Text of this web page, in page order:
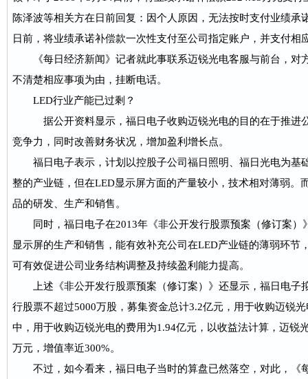
陈泽波等相关方在日前回复：因个人原因，无法按时支付业绩承
日前，将业绩承诺补偿款一次性支付至公司指定账户，并支付相
《每日经济新闻》记者就此事联系迈锐光电客服与前台，对
不清楚相应事项为由，挂断电话。
LED行业产能已过剩？
据公开资料显示，福日电子收购迈锐光电的目的在于推进公
竞争力，同时改善财务状况，增加盈利增长点。
福日电子表示，计划以控股子公司福日照明、福日光电为基
整的产业链，但在LED显示屏方面的产量较小，技术相对薄弱。
品的研发、生产和销售。
同时，福日电子在2013年《非公开发行股票预案（修订案）
显示屏的生产和销售，能有效补充公司在LED产业链的薄弱环节
可有效促进公司业务结构调整及持续盈利能力提高。
上述《非公开发行股票预案（修订案）》还显示，福日电子
行股票不超过5000万股，募集资金总计3.2亿元，用于收购迈锐
中，用于收购迈锐光电的费用为1.94亿元，以收益法计算，迈锐
万元，增值率近300%。
不过，如今看来，福日电子当时的算盘已然落空，对此，《